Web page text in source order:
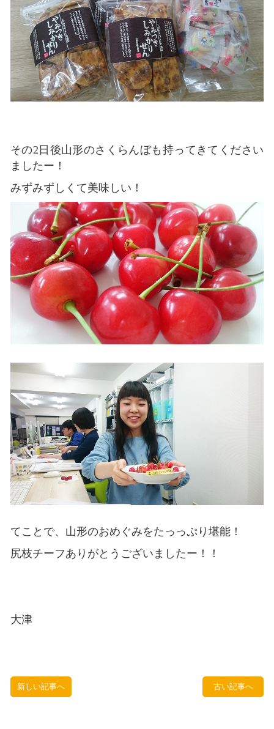
その2日後山形のさくらんぼも持ってきてください
ましたー！
みずみずしくて美味しい！
てことで、山形のおめぐみをたっっぷり堪能！
尻枝チーフありがとうございましたー！！
大津
新しい記事へ 古い記事へ